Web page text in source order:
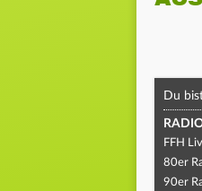
Du
FFH
80er
90er